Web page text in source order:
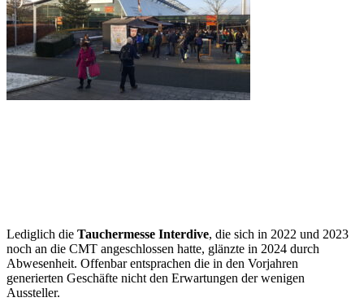
Lediglich die Tauchermesse Interdive, die sich in 2022 und 2023
noch an die CMT angeschlossen hatte, glänzte in 2024 durch
Abwesenheit. Offenbar entsprachen die in den Vorjahren
generierten Geschäfte nicht den Erwartungen der wenigen
Aussteller.